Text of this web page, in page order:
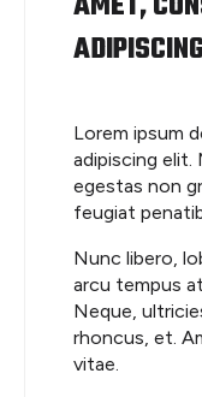
Lorem ipsum
adipiscing elit.
egestas non
feugiat
Nunc libero,
arcu tempus
Neque,
rhoncus, et.
vitae.